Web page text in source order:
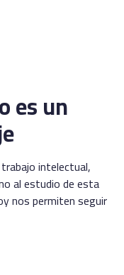
es un
intelectual,
al estudio de esta
nos permiten seguir